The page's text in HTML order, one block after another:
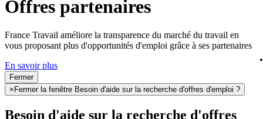
Offres partenaires
France Travail améliore la transparence du marché du travail en
vous proposant plus d'opportunités d'emploi grâce à ses partenaires
En savoir plus
Fermer
× Fermer la fenêtre Besoin d'aide sur la recherche d'offres d'emploi ?
Besoin d'aide sur la recherche d'offres